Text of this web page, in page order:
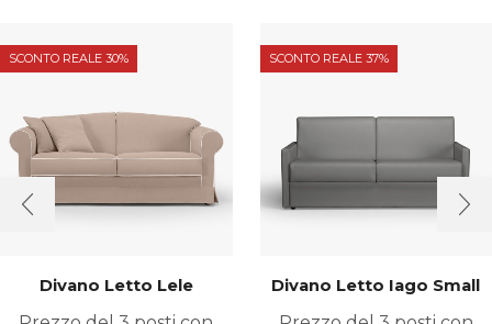
SCONTO REALE 30%
Divano Letto Lele
SCONTO REALE 37%
Divano Letto Iago Small